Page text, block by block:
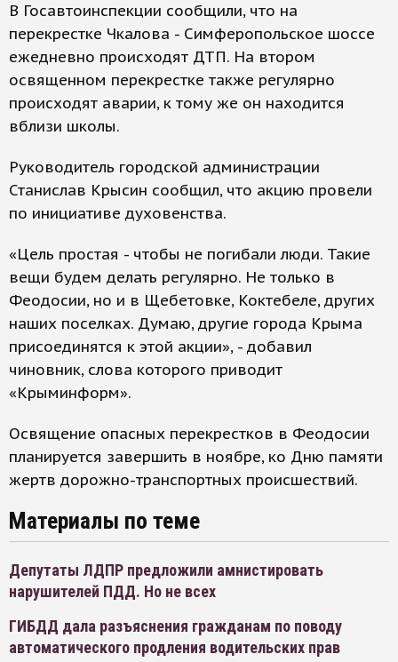
В Госавтоинспекции сообщили, что на
перекрестке Чкалова - Симферопольское шоссе
ежедневно происходят ДТП. На втором
освященном перекрестке также регулярно
происходят аварии, к тому же он находится
вблизи школы.
Руководитель городской администрации
Станислав Крысин сообщил, что акцию провели
по инициативе духовенства.
«Цель простая - чтобы не погибали люди. Такие
вещи будем делать регулярно. Не только в
Феодосии, но и в Щебетовке, Коктебеле, других
наших поселках. Думаю, другие города Крыма
присоединятся к этой акции», - добавил
чиновник, слова которого приводит
«Крыминформ».
Освящение опасных перекрестков в Феодосии
планируется завершить в ноябре, ко Дню памяти
жертв дорожно-транспортных происшествий.
Материалы по теме
Депутаты ЛДПР предложили амнистировать
нарушителей ПДД. Но не всех
ГИБДД дала разъяснения гражданам по поводу
автоматического продления водительских прав